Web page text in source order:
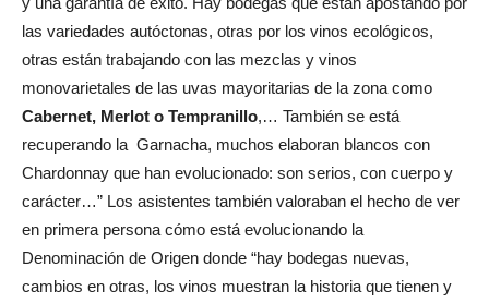
las variedades autóctonas, otras por los vinos ecológicos,
otras están trabajando con las mezclas y vinos
monovarietales de las uvas mayoritarias de la zona como
Cabernet, Merlot o Tempranillo,… También se está
recuperando la Garnacha, muchos elaboran blancos con
Chardonnay que han evolucionado: son serios, con cuerpo y
carácter…” Los asistentes también valoraban el hecho de ver
en primera persona cómo está evolucionando la
Denominación de Origen donde “hay bodegas nuevas,
cambios en otras, los vinos muestran la historia que tienen y